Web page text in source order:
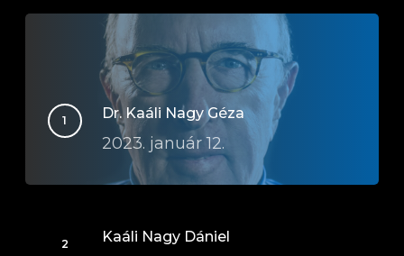
Dr. Kaáli Nagy Géza
2023. január 12.
Kaáli Nagy Dániel